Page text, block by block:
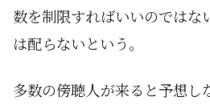
数を制限すればいいのではな
は配らないという。
多数の傍聴人が来ると予想し